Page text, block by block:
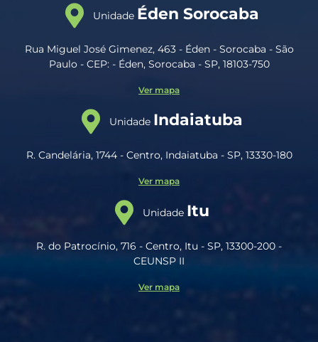
Unidade Éden Sorocaba
Rua Miguel José Gimenez, 463 - Éden - Sorocaba - São
Paulo - CEP: - Éden, Sorocaba - SP, 18103-750
Ver mapa
Unidade Indaiatuba
R. Candelária, 1744 - Centro, Indaiatuba - SP, 13330-180
Ver mapa
Unidade Itu
R. do Patrocínio, 716 - Centro, Itu - SP, 13300-200 -
CEUNSP II
Ver mapa